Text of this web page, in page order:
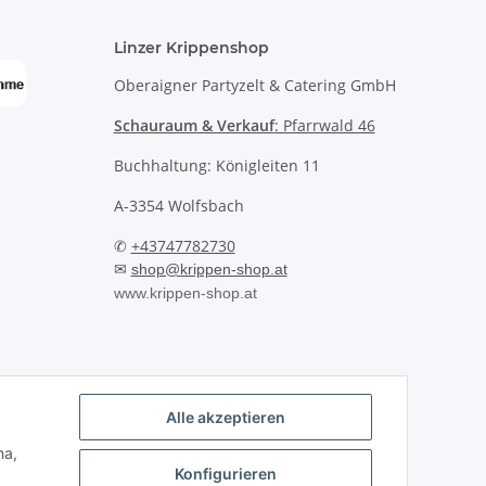
Alle akzeptieren
Konfigurieren
Linzer Krippenshop
Oberaigner Partyzelt & Catering GmbH
Schauraum & Verkauf: Pfarrwald 46
Buchhaltung: Königleiten 11
A-3354 Wolfsbach
✆ +43747782730
✉ shop@krippen-shop.at
www.krippen-shop.at